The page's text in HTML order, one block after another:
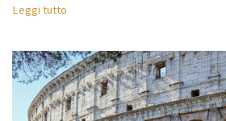
Leggi tutto